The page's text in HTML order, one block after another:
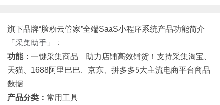
旗下品牌“脸粉云管家”全端SaaS小程序系统产品功能简介
「 采集助手 」：
功能： 一键采集商品，助力店铺高效铺货！支持采集淘宝、
天猫、1688阿里巴巴、京东、拼多多5大主流电商平台商品
数据
产品分类： 常用工具